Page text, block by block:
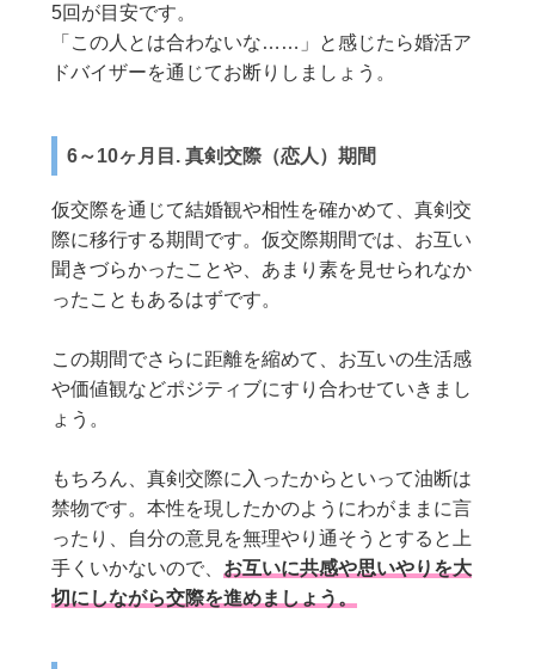
5回が目安です。
「この人とは合わないな……」と感じたら婚活ア
ドバイザーを通じてお断りしましょう。
6～10ヶ月目. 真剣交際（恋人）期間
仮交際を通じて結婚観や相性を確かめて、真剣交
際に移行する期間です。仮交際期間では、お互い
聞きづらかったことや、あまり素を見せられなか
ったこともあるはずです。
この期間でさらに距離を縮めて、お互いの生活感
や価値観などポジティブにすり合わせていきまし
ょう。
もちろん、真剣交際に入ったからといって油断は
禁物です。本性を現したかのようにわがままに言
ったり、自分の意見を無理やり通そうとすると上
手くいかないので、 お互いに共感や思いやりを大
切にしながら交際を進めましょう。